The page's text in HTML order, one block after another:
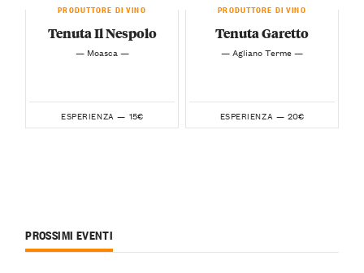
PRODUTTORE DI VINO
Tenuta Il Nespolo
— Moasca —
ESPERIENZA — 15€
PRODUTTORE DI VINO
Tenuta Garetto
— Agliano Terme —
ESPERIENZA — 20€
PROSSIMI EVENTI